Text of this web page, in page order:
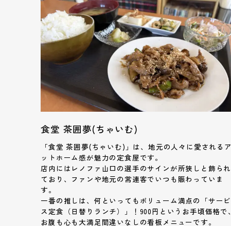
食堂 茶囲夢(ちゃいむ)
「食堂 茶囲夢(ちゃいむ)」は、地元の人々に愛されるア
ットホーム感が魅力の定食屋です。
店内にはレノファ山口の選手のサインが所狭しと飾られ
ており、ファンや地元の常連客でいつも賑わっていま
す。
一番の推しは、何といってもボリューム満点の「サービ
ス定食（日替りランチ）」！900円というお手頃価格で、
お腹も心も大満足間違いなしの看板メニューです。